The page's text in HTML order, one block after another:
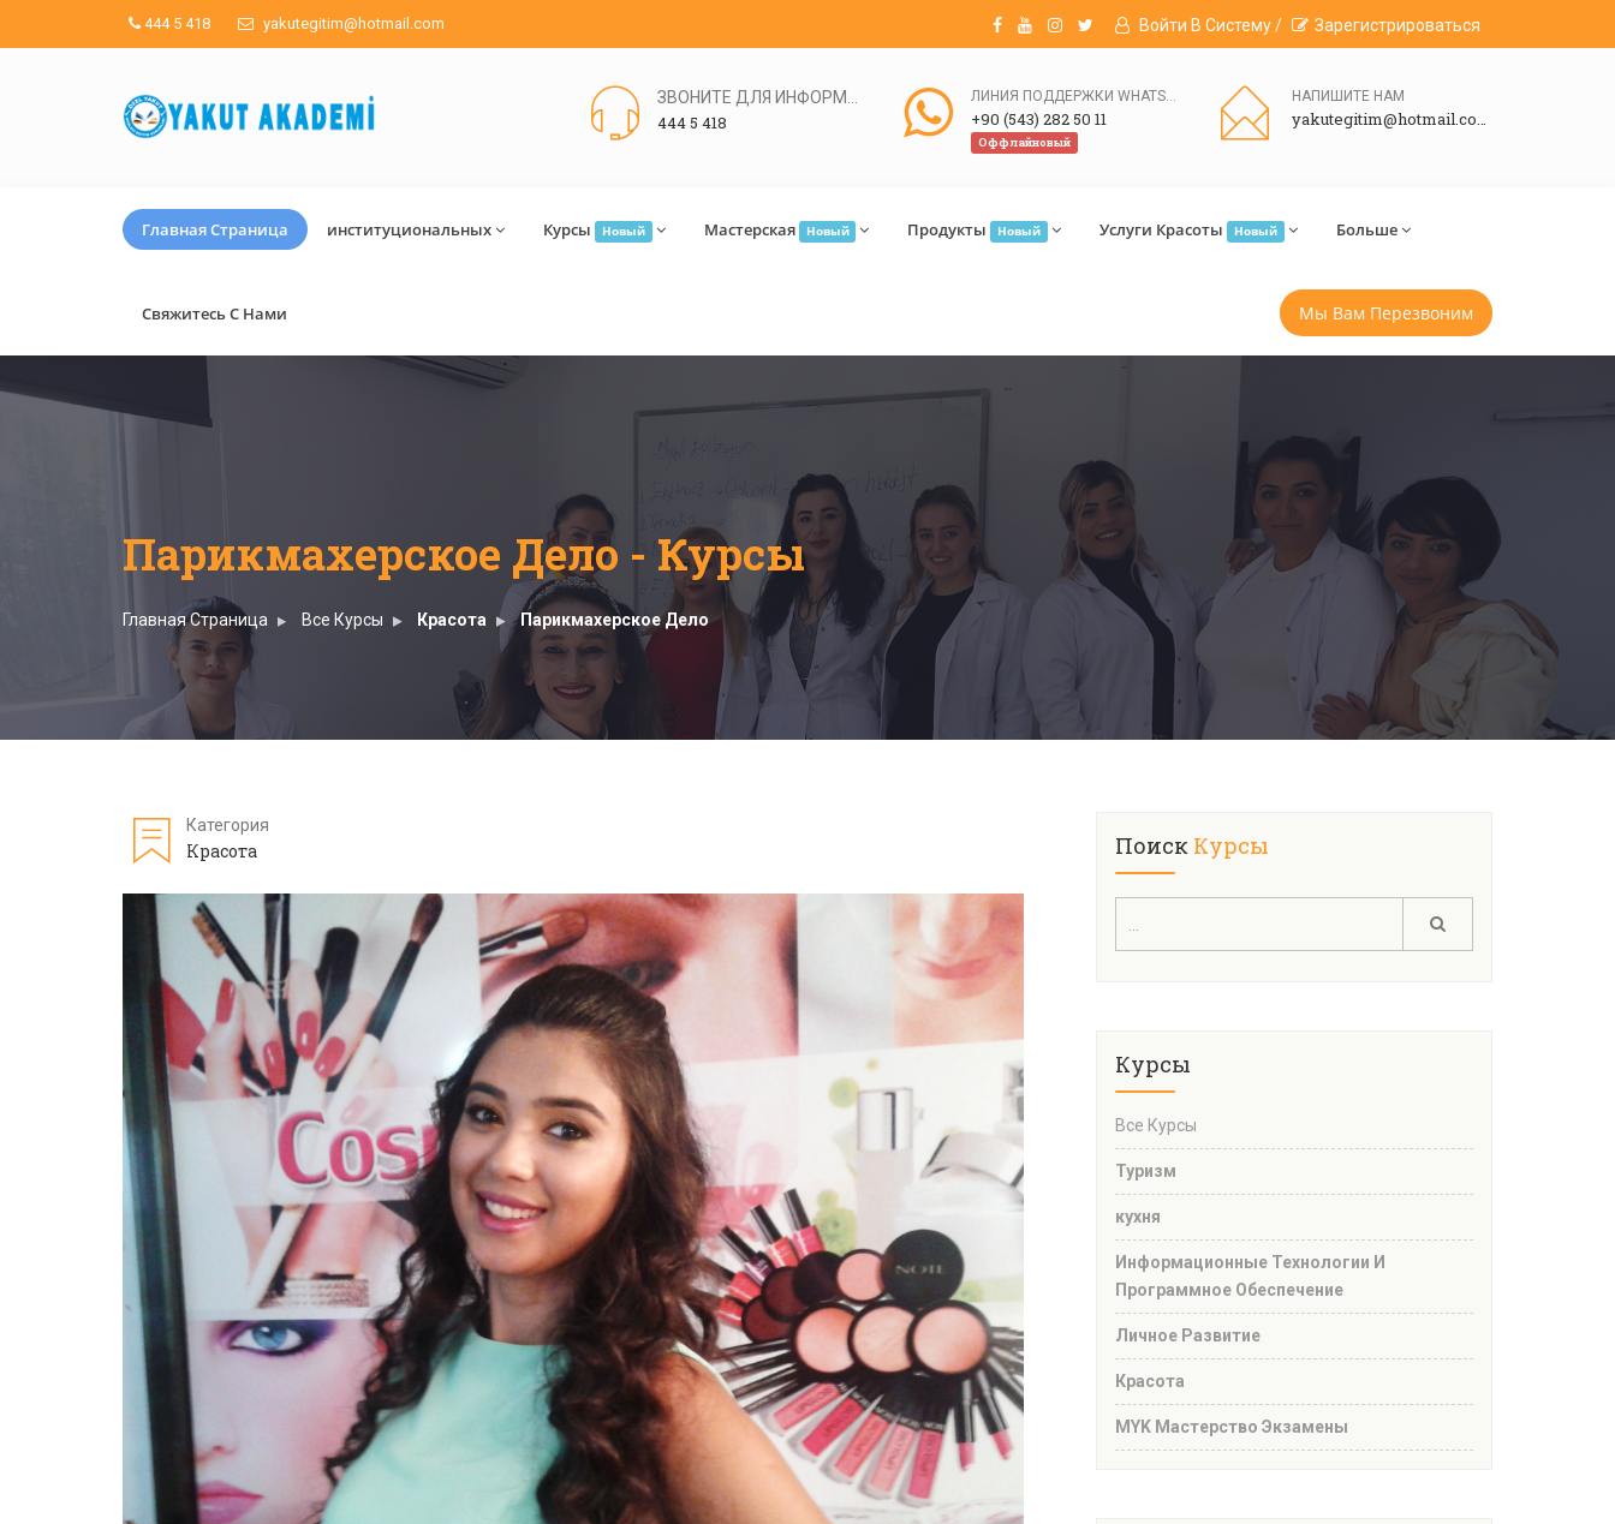
444 5 418 yakutegitim@hotmail.com Войти В Систему / Зарегистрироваться
444 5 418
ЛИНИЯ ПОДДЕРЖКИ WHATSAPP
+90 (543) 282 50 11
Оффлайновый
НАПИШИТЕ НАМ
yakutegitim@hotmail.com
Главная Страница институциональных Курсы Новый Мастерская Новый Продукты Новый Услуги Красоты Новый Больше
Свяжитесь С Нами Мы Вам Перезвоним
Парикмахерское Дело - Курсы
Главная Страница Все Курсы Красота Парикмахерское Дело
Категория
Красота Поиск Курсы
Курсы
Все Курсы
Туризм
кухня
Информационные Технологии И
Программное Обеспечение
Личное Развитие
Красота
MYK Мастерство Экзамены